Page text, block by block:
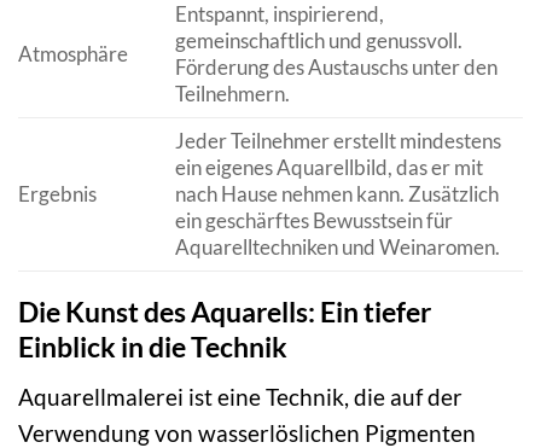
Atmosphäre
Entspannt, inspirierend,
gemeinschaftlich und genussvoll.
Förderung des Austauschs unter den
Teilnehmern.
Ergebnis
Jeder Teilnehmer erstellt mindestens
ein eigenes Aquarellbild, das er mit
nach Hause nehmen kann. Zusätzlich
ein geschärftes Bewusstsein für
Aquarelltechniken und Weinaromen.
Die Kunst des Aquarells: Ein tiefer
Einblick in die Technik
Aquarellmalerei ist eine Technik, die auf der
Verwendung von wasserlöslichen Pigmenten